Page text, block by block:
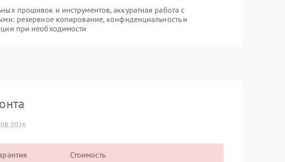
прошивок и инструментов, аккуратная работа с
резервное копирование, конфиденциальность и
при необходимости
Стоимость